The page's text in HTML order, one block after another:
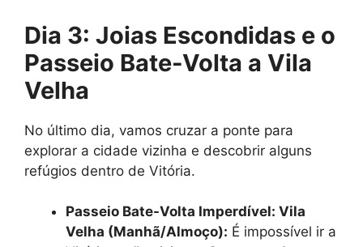
Dia 3: Joias Escondidas e o
Passeio Bate-Volta a Vila
Velha
No último dia, vamos cruzar a ponte para
explorar a cidade vizinha e descobrir alguns
refúgios dentro de Vitória.
Passeio Bate-Volta Imperdível: Vila
Velha (Manhã/Almoço): É impossível ir a